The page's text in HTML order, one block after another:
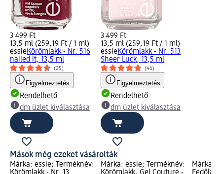
3 499 Ft
13,5 ml (259,19 Ft / 1 ml)
essieKörömlakk - Nr. 516
nailed it, 13,5 ml
(25)
Figyelmeztetés
Rendelhető
dm üzlet kiválasztása
3 499 Ft
13,5 ml (259,19 Ft / 1 ml)
essieKörömlakk - Nr. 513
Sheer Luck, 13,5 ml
(46)
Figyelmeztetés
Rendelhető
dm üzlet kiválasztása
Mások még ezeket vásárolták
Márka: essie; Terméknév:
Márka: essie; Terméknév:
Márka: